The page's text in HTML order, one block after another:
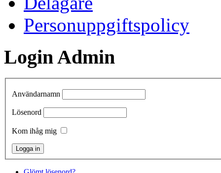
Personuppgiftspolicy
Login Admin
Användarnamn
Lösenord
Kom ihåg mig